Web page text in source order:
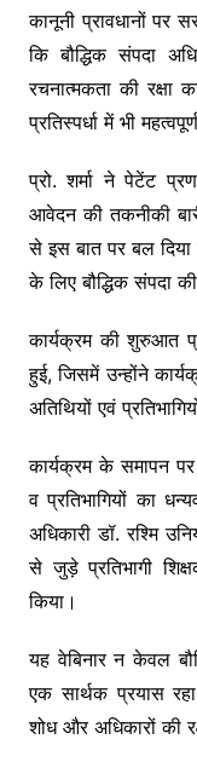
कानूनी प्रावधानों पर
कि बौद्धिक संपदा
रचनात्मकता की
प्रतिस्पर्धा में भी
प्रो. शर्मा ने पेटेंट
आवेदन की तकनीकी
से इस बात पर बल
के लिए बौद्धिक संपदा
कार्यक्रम की शुरुआत
हुई, जिसमें उन्होंने
अतिथियों एवं
कार्यक्रम के समापन
व प्रतिभागियों का
अधिकारी डॉ. रश्मि
से जुड़े प्रतिभागी
किया।
यह वेबिनार न केवल
एक सार्थक प्रयास
शोध और अधिकारों की